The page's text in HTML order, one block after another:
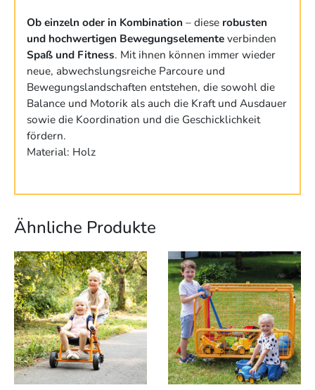
Ob einzeln oder in Kombination – diese robusten
und hochwertigen Bewegungselementeverbinden
Spaß und Fitness. Mit ihnen können immer wieder
neue, abwechslungsreiche Parcoure und
Bewegungslandschaften entstehen, die sowohl die
Balance und Motorik als auch die Kraft und Ausdauer
sowie die Koordination und die Geschicklichkeit
fördern.
Material: Holz
Ähnliche Produkte